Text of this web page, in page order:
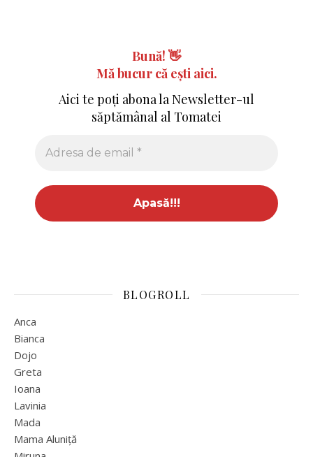
Bună! 👋
Mă bucur că ești aici.
Aici te poți abona la Newsletter-ul
săptămânal al Tomatei
BLOGROLL
Anca
Bianca
Dojo
Greta
Ioana
Lavinia
Mada
Mama Aluniță